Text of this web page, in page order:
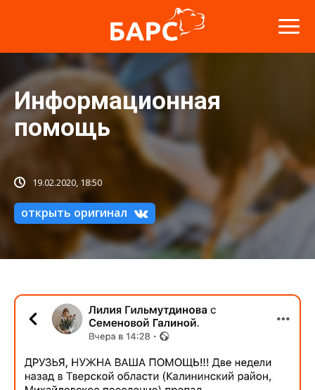
Информационная
помощь
19.02.2020, 18:50
открыть оригинал